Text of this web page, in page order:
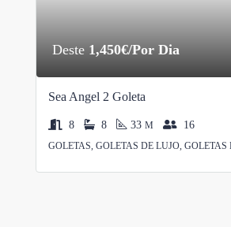
Deste 1,450€/Por Dia
Sea Angel 2 Goleta
8 8 33 M 16
GOLETAS, GOLETAS DE LUJO,